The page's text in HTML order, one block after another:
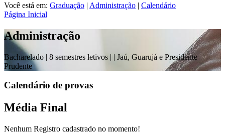
Você está em: Graduação | Administração | Calendário
Página Inicial
Administração
Bacharelado | 8 semestres letivos | | Jaú, Guarujá e Presidente
Prudente
Calendário de provas
Média Final
Nenhum Registro cadastrado no momento!